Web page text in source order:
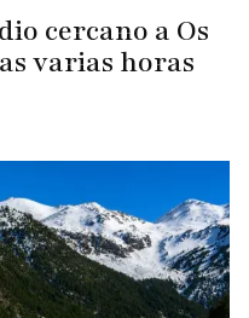
cercano a Os
varias horas